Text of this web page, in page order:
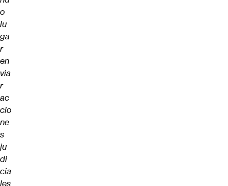
o
lu
ga
r
en
via
r
ac
cio
ne
s
ju
di
cia
les